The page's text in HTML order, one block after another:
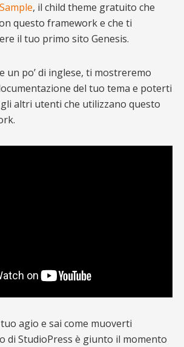
, il child theme gratuito che
questo framework e che ti
il tuo primo sito Genesis.
un po’ di inglese, ti mostreremo
del tuo tema e poterti
altri utenti che utilizzano questo
agio e sai come muoverti
di StudioPress è giunto il momento